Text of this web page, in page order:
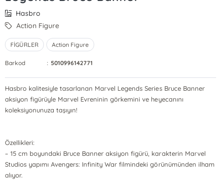
Hasbro
Action Figure
FİGÜRLER Action Figure
Barkod : 5010996142771
Hasbro kalitesiyle tasarlanan Marvel Legends Series Bruce Banner
aksiyon figürüyle Marvel Evreninin görkemini ve heyecanını
koleksiyonunuza taşıyın!
Özellikleri:
– 15 cm boyundaki Bruce Banner aksiyon figürü, karakterin Marvel
Studios yapımı Avengers: Infinity War filmindeki görünümünden ilham
alıyor.